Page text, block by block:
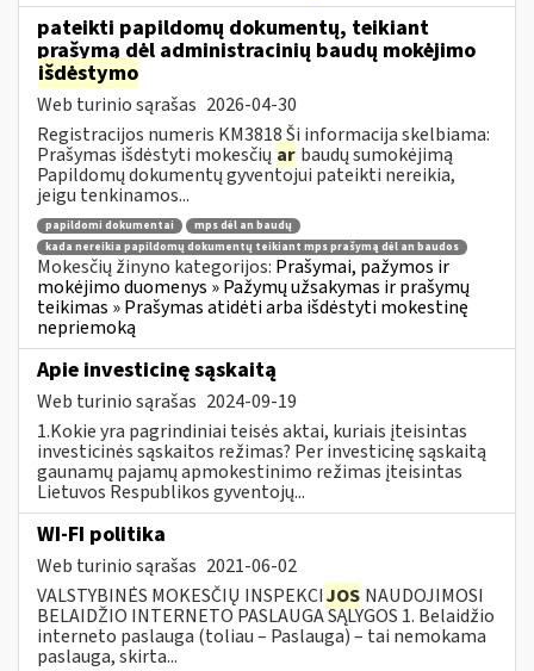
pateikti papildomų dokumentų, teikiant
prašymą dėl administracinių baudų mokėjimo
išdėstymo
Web turinio sąrašas 2026-04-30
Registracijos numeris KM3818 Ši informacija skelbiama:
Prašymas išdėstyti mokesčių ar baudų sumokėjimą
Papildomų dokumentų gyventojui pateikti nereikia,
jeigu tenkinamos...
papildomi dokumentai
mps dėl an baudų
kada nereikia papildomų dokumentų teikiant mps prašymą dėl an baudos
Mokesčių žinyno kategorijos: Prašymai, pažymos ir
mokėjimo duomenys » Pažymų užsakymas ir prašymų
teikimas » Prašymas atidėti arba išdėstyti mokestinę
nepriemoką
Apie investicinę sąskaitą
Web turinio sąrašas 2024-09-19
1.Kokie yra pagrindiniai teisės aktai, kuriais įteisintas
investicinės sąskaitos režimas? Per investicinę sąskaitą
gaunamų pajamų apmokestinimo režimas įteisintas
Lietuvos Respublikos gyventojų...
WI-FI politika
Web turinio sąrašas 2021-06-02
VALSTYBINĖS MOKESČIŲ INSPEKCIJOS NAUDOJIMOSI
BELAIDŽIO INTERNETO PASLAUGA SĄLYGOS 1. Belaidžio
interneto paslauga (toliau – Paslauga) – tai nemokama
paslauga, skirta...